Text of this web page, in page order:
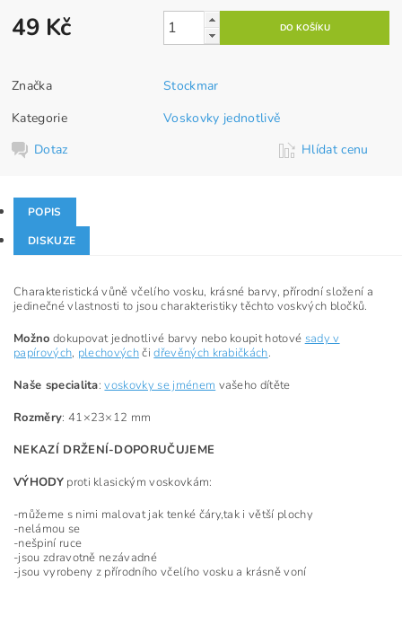
49 Kč
Značka
Stockmar
Kategorie
Voskovky jednotlivě
Dotaz
Hlídat cenu
POPIS
DISKUZE
Charakteristická vůně včelího vosku, krásné barvy, přírodní složení a
jedinečné vlastnosti to jsou charakteristiky těchto voskvých bločků.
Možno dokupovat jednotlivé barvy nebo koupit hotové sady v
papírových, plechovýchčidřevěných krabičkách.
Naše specialita:voskovky se jménem vašeho dítěte
Rozměry: 41×23×12 mm
NEKAZÍ DRŽENÍ-DOPORUČUJEME
VÝHODYproti klasickým voskovkám:
-můžeme s nimi malovat jak tenké čáry,tak i větší plochy
-nelámou se
-nešpiní ruce
-jsou zdravotně nezávadné
-jsou vyrobeny z přírodního včelího vosku a krásně voní